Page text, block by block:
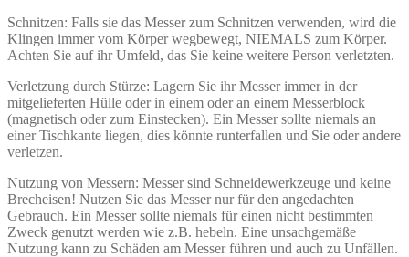
Schnitzen: Falls sie das Messer zum Schnitzen verwenden, wird die
Klingen immer vom Körper wegbewegt, NIEMALS zum Körper.
Achten Sie auf ihr Umfeld, das Sie keine weitere Person verletzten.
Verletzung durch Stürze: Lagern Sie ihr Messer immer in der
mitgelieferten Hülle oder in einem oder an einem Messerblock
(magnetisch oder zum Einstecken). Ein Messer sollte niemals an
einer Tischkante liegen, dies könnte runterfallen und Sie oder andere
verletzen.
Nutzung von Messern: Messer sind Schneidewerkzeuge und keine
Brecheisen! Nutzen Sie das Messer nur für den angedachten
Gebrauch. Ein Messer sollte niemals für einen nicht bestimmten
Zweck genutzt werden wie z.B. hebeln. Eine unsachgemäße
Nutzung kann zu Schäden am Messer führen und auch zu Unfällen.